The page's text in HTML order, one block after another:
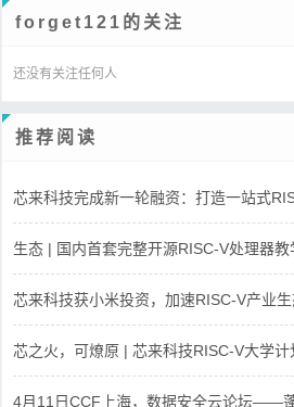
forget121的关注
还没有关注任何人
推荐阅读
芯来科技完成新一轮融资：打造一站式
生态 | 国内首套完整开源RISC-V处理器教
芯来科技获小米投资，加速RISC-V产业
芯之火，可燎原 | 芯来科技RISC-V大学计
4月11日CCF上海，数据安全云论坛——